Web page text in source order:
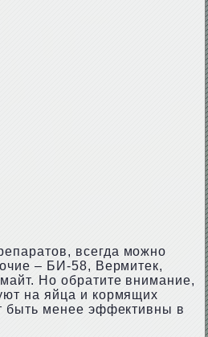
всегда можно
– БИ-58, Вермитек,
Но обратите внимание,
на яйца и кормящих
быть менее эффективны в